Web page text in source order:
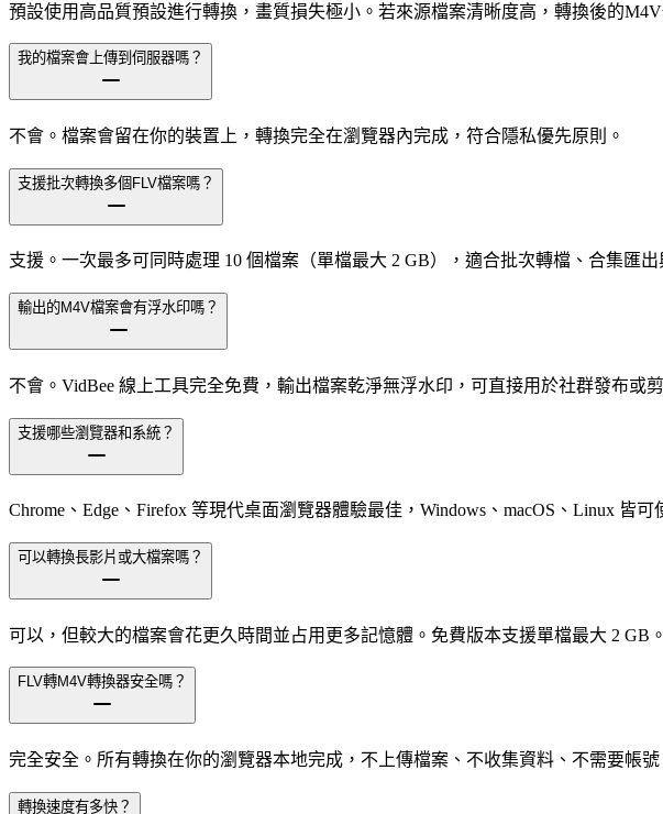
預設使用高品質預設進行轉換，畫質損失極小。若來源檔案清晰度高，轉換後的
我的檔案會上傳到伺服器嗎？
不會。檔案會留在你的裝置上，轉換完全在瀏覽器內完成，符合隱私優先原則。
支援批次轉換多個FLV檔案嗎？
支援。一次最多可同時處理 10 個檔案（單檔最大 2 GB），適合批次轉檔、合集匯出
輸出的M4V檔案會有浮水印嗎？
不會。VidBee 線上工具完全免費，輸出檔案乾淨無浮水印，可直接用於社群發布或
支援哪些瀏覽器和系統？
Chrome、Edge、Firefox 等現代桌面瀏覽器體驗最佳，Windows、macOS、Linux 皆
可以轉換長影片或大檔案嗎？
可以，但較大的檔案會花更久時間並占用更多記憶體。免費版本支援單檔最大 2 GB
FLV轉M4V轉換器安全嗎？
完全安全。所有轉換在你的瀏覽器本地完成，不上傳檔案、不收集資料、不需要帳號
轉換速度有多快？